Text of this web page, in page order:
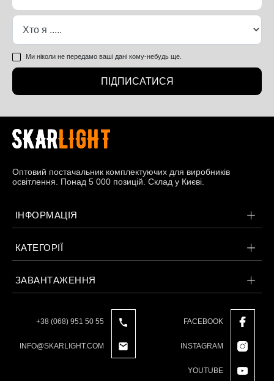
Ми ніколи не передамо ваші дані кому-небудь ще.
ПІДПИСАТИСЯ
Оптовий постачальник комплектуючих для виробників
освітлення. Понад 5 000 позицій. Склад у Києві.
ІНФОРМАЦІЯ
КАТЕГОРІЇ
ЗАВАНТАЖЕННЯ
+38 (068) 951 50 55
INFO@SKARLIGHT.COM
FACEBOOK
INSTAGRAM
YOUTUBE